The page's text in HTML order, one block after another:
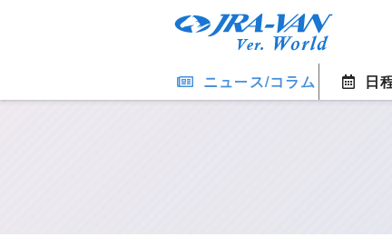
ニュース/コラム 日